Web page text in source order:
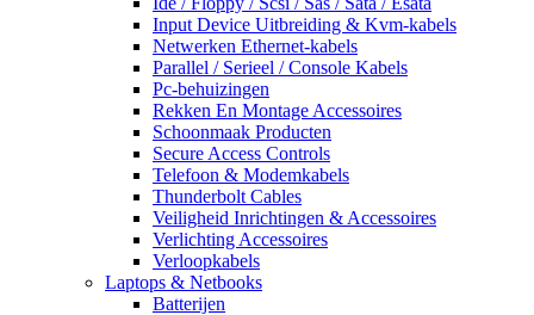
Input Device Uitbreiding & Kvm-kabels
Netwerken Ethernet-kabels
Parallel / Serieel / Console Kabels
Pc-behuizingen
Rekken En Montage Accessoires
Schoonmaak Producten
Secure Access Controls
Telefoon & Modemkabels
Thunderbolt Cables
Veiligheid Inrichtingen & Accessoires
Verlichting Accessoires
Verloopkabels
Laptops & Netbooks
Batterijen